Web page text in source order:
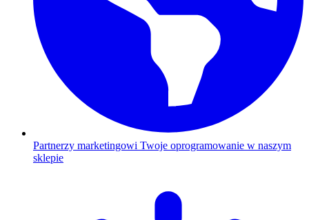
Partnerzy marketingowi Twoje oprogramowanie w naszym
sklepie